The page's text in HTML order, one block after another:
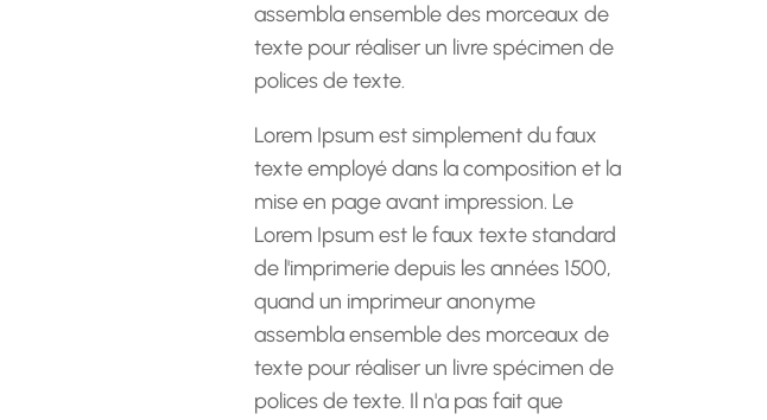
assembla ensemble des morceaux de
texte pour réaliser un livre spécimen de
polices de texte.
Lorem Ipsum est simplement du faux
texte employé dans la composition et la
mise en page avant impression. Le
Lorem Ipsum est le faux texte standard
de l'imprimerie depuis les années 1500,
quand un imprimeur anonyme
assembla ensemble des morceaux de
texte pour réaliser un livre spécimen de
polices de texte. Il n'a pas fait que